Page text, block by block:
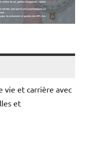
vie et carrière avec
et